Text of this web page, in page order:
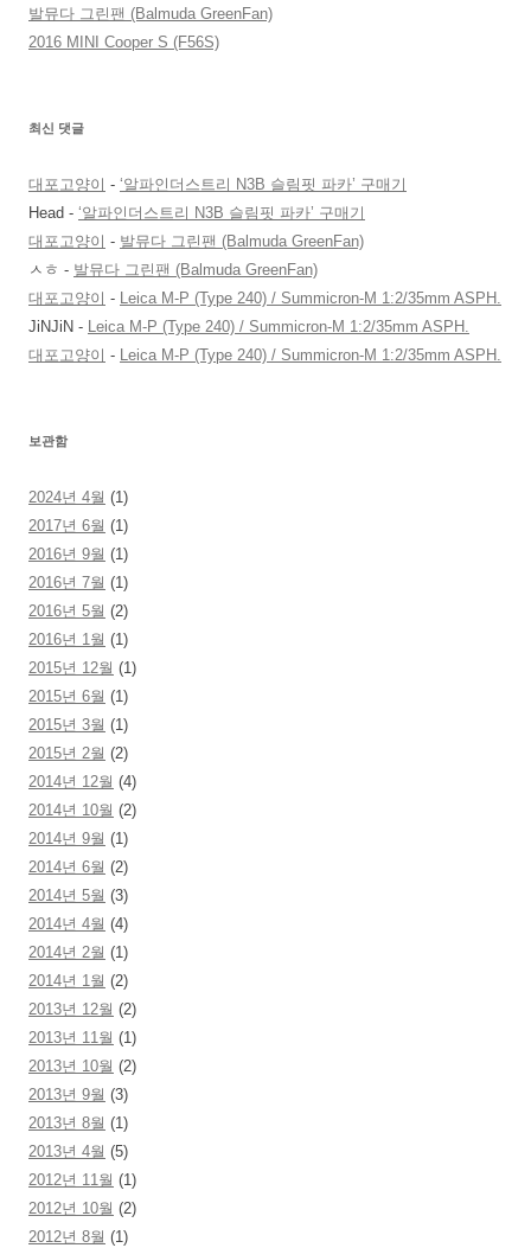
발뮤다 그린팬 (Balmuda GreenFan)
2016 MINI Cooper S (F56S)
최신 댓글
대포고양이 - ‘알파인더스트리 N3B 슬림핏 파카’ 구매기
Head - ‘알파인더스트리 N3B 슬림핏 파카’ 구매기
대포고양이 - 발뮤다 그린팬 (Balmuda GreenFan)
ㅅㅎ - 발뮤다 그린팬 (Balmuda GreenFan)
대포고양이 - Leica M-P (Type 240) / Summicron-M 1:2/35mm ASPH.
JiNJiN - Leica M-P (Type 240) / Summicron-M 1:2/35mm ASPH.
대포고양이 - Leica M-P (Type 240) / Summicron-M 1:2/35mm ASPH.
보관함
2024년 4월 (1)
2017년 6월 (1)
2016년 9월 (1)
2016년 7월 (1)
2016년 5월 (2)
2016년 1월 (1)
2015년 12월 (1)
2015년 6월 (1)
2015년 3월 (1)
2015년 2월 (2)
2014년 12월 (4)
2014년 10월 (2)
2014년 9월 (1)
2014년 6월 (2)
2014년 5월 (3)
2014년 4월 (4)
2014년 2월 (1)
2014년 1월 (2)
2013년 12월 (2)
2013년 11월 (1)
2013년 10월 (2)
2013년 9월 (3)
2013년 8월 (1)
2013년 4월 (5)
2012년 11월 (1)
2012년 10월 (2)
2012년 8월 (1)